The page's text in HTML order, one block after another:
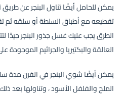
يمكن للحامل أيضًا تناول البنجر عن طريق
تقطيعه مع أطباق السلطة أو سلقه
الطرق يجب عليك غسل جذور البنجر جيدًا
العالقة والبكتيريا والجراثيم الموجودة
يمكن أيضًا شوي البنجر في الفرن مدة
الملح والفلفل الأسود ، وتناولها بعد